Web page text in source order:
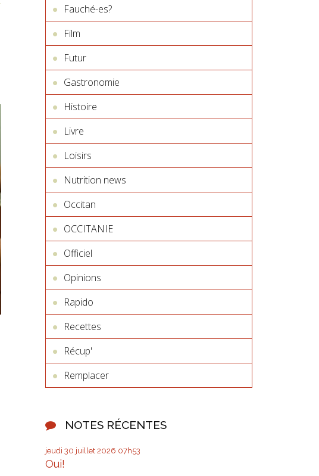
Fauché-es?
Film
Futur
Gastronomie
Histoire
Livre
Loisirs
Nutrition news
Occitan
OCCITANIE
Officiel
Opinions
Rapido
Recettes
Récup'
Remplacer
NOTES RÉCENTES
jeudi 30 juillet 2026 07h53
Oui!